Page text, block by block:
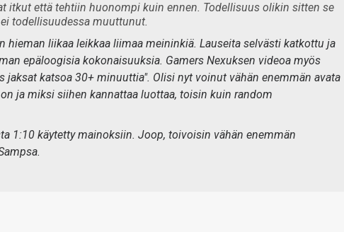
itkut että tehtiin huonompi kuin ennen. Todellisuus olikin sitten se
todellisuudessa muuttunut.
hieman liikaa leikkaa liimaa meininkiä. Lauseita selvästi katkottu ja
epäloogisia kokonaisuuksia. Gamers Nexuksen videoa myös
katsoa 30+ minuuttia". Olisi nyt voinut vähän enemmän avata
ja miksi siihen kannattaa luottaa, toisin kuin random
1:10 käytetty mainoksiin. Joop, toivoisin vähän enemmän